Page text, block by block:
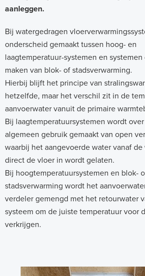
aanleggen.
Bij watergedragen
onderscheid gemaakt tussen hoog- en
laagtemperatuur-systemen en
maken van blok- of stadsverwarming.
Hierbij blijft het principe van
hetzelfde, maar het verschil zit in de
aanvoerwater vanuit de primaire
Bij laagtemperatuursystemen wordt
algemeen gebruik gemaakt van open
waarbij het aangevoerde water vanaf de
direct de vloer in wordt gelaten.
Bij hoogtemperatuursystemen en blok-
stadsverwarming wordt het
verdeler gemengd met het retourwater
systeem om de juiste temperatuur voor
verkrijgen.